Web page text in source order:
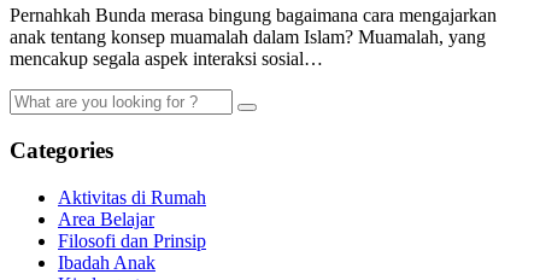
Pernahkah Bunda merasa bingung bagaimana cara mengajarkan
anak tentang konsep muamalah dalam Islam? Muamalah, yang
mencakup segala aspek interaksi sosial…
Categories
Aktivitas di Rumah
Area Belajar
Filosofi dan Prinsip
Ibadah Anak